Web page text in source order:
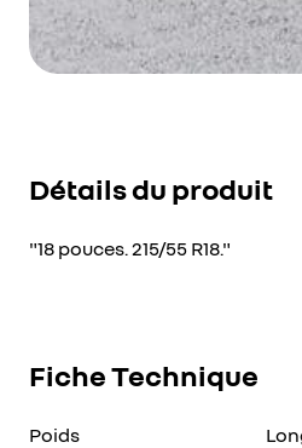
Détails du produit
"18 pouces. 215/55 R18."
Fiche Technique
Poids